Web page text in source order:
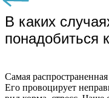
В каких
понадобиться
Самая
Его провоцирует